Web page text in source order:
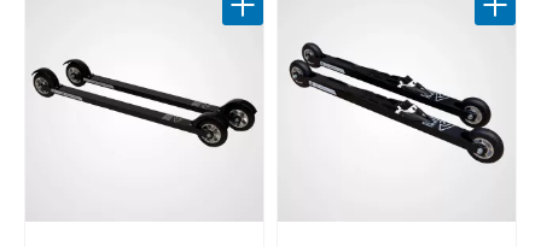
Lägg till i favoriter Lägg